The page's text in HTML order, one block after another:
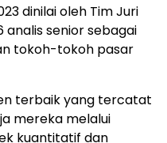
dinilai oleh Tim Juri
senior sebagai
tokoh-tokoh pasar
terbaik yang tercatat
mereka melalui
kuantitatif dan